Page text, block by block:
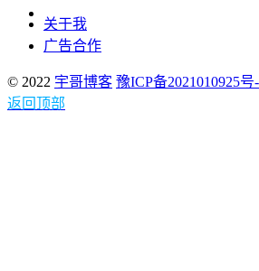
关于我
广告合作
© 2022 宇哥博客 豫ICP备2021010925号
返回顶部